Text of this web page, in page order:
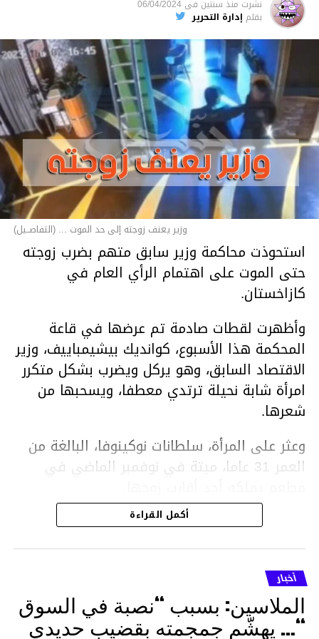
نشرت منذ سنتين فى 06/04/2024
بقلم إدارة التحرير
وزير يعنف زوجته إلى حد الموت ... (التفاصــيل)
استحوذت محاكمة وزير سابق متهم بضرب زوجته
حتى الموت على اهتمام الرأي العام في
كازاخستان.
وأظهرت لقطات صادمة تم عرضها في قاعة
المحكمة هذا الأسبوع، كوانديك بيشيمباييف، وزير
الاقتصاد السابق، وهو يركل ويضرب بشكل متكرر
امرأة شابة نحيلة ترتدي معطفا، ويسحبها من
شعرها.
وعثر على المرأة، سلطانات نوكينوفا، البالغة من
العمر 31 عاما، ميتة في نوفمبر الماضي في
ووفقا لتقرير الطبيب الشرعي، توفيت نوكينوفا
متأثرة بصدمة في الدماغ، وكانت إحدى عظام
أنفها مكسورة وكانت هناك كدمات متعددة على
وجهها ورأسها وذراعيها ويديها.
ويواجه بيشيمباييف (43 عاما) اتهامات بالتعذيب
أكمل القراءة
أخبار
الملاسين: بسبب “نصبة في السوق
“… يهشّم جمجمته بقضيب حديدي